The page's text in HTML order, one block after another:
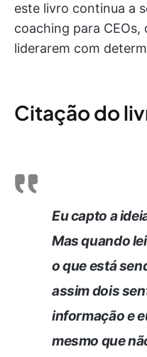
este livro continua a
coaching para CEOs,
liderarem com
Citação do
Eu capto a
Mas quando
o que está
assim dois
informação e
mesmo que